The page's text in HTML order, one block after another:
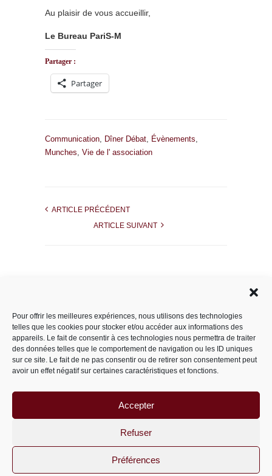
Pour offrir les meilleures expériences, nous utilisons des technologies
telles que les cookies pour stocker et/ou accéder aux informations des
appareils. Le fait de consentir à ces technologies nous permettra de traiter
des données telles que le comportement de navigation ou les ID uniques
sur ce site. Le fait de ne pas consentir ou de retirer son consentement peut
avoir un effet négatif sur certaines caractéristiques et fonctions.
Accepter
Refuser
Préférences
Au plaisir de vous accueillir,
Le Bureau PariS-M
Partager :
Partager
Communication, Dîner Débat, Évènements,
Munches, Vie de l' association
ARTICLE PRÉCÉDENT
ARTICLE SUIVANT
Catégories